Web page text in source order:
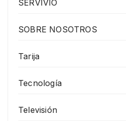
SERVIVIO
SOBRE NOSOTROS
Tarija
Tecnología
Televisión